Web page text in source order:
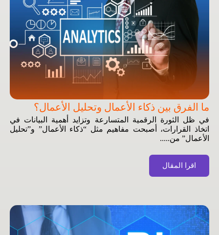
ما الفرق بين ذكاء الأعمال وتحليل الأعمال؟
في ظل الثورة الرقمية المتسارعة وتزايد أهمية البيانات في
اتخاذ القرارات، أصبحت مفاهيم مثل “ذكاء الأعمال” و”تحليل
الأعمال” من.....
اقرا المقال